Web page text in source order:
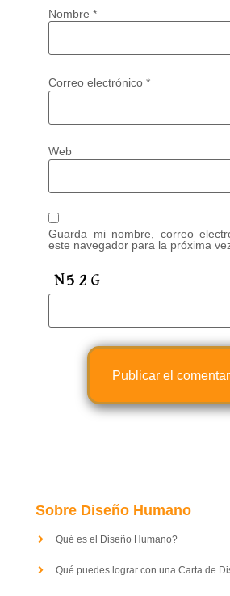
Nombre *
Correo electrónico *
Web
Guarda mi nombre, correo
este navegador para la próxima
Sobre Diseño Humano
Qué es el Diseño Humano?
Qué puedes lograr con una Carta de